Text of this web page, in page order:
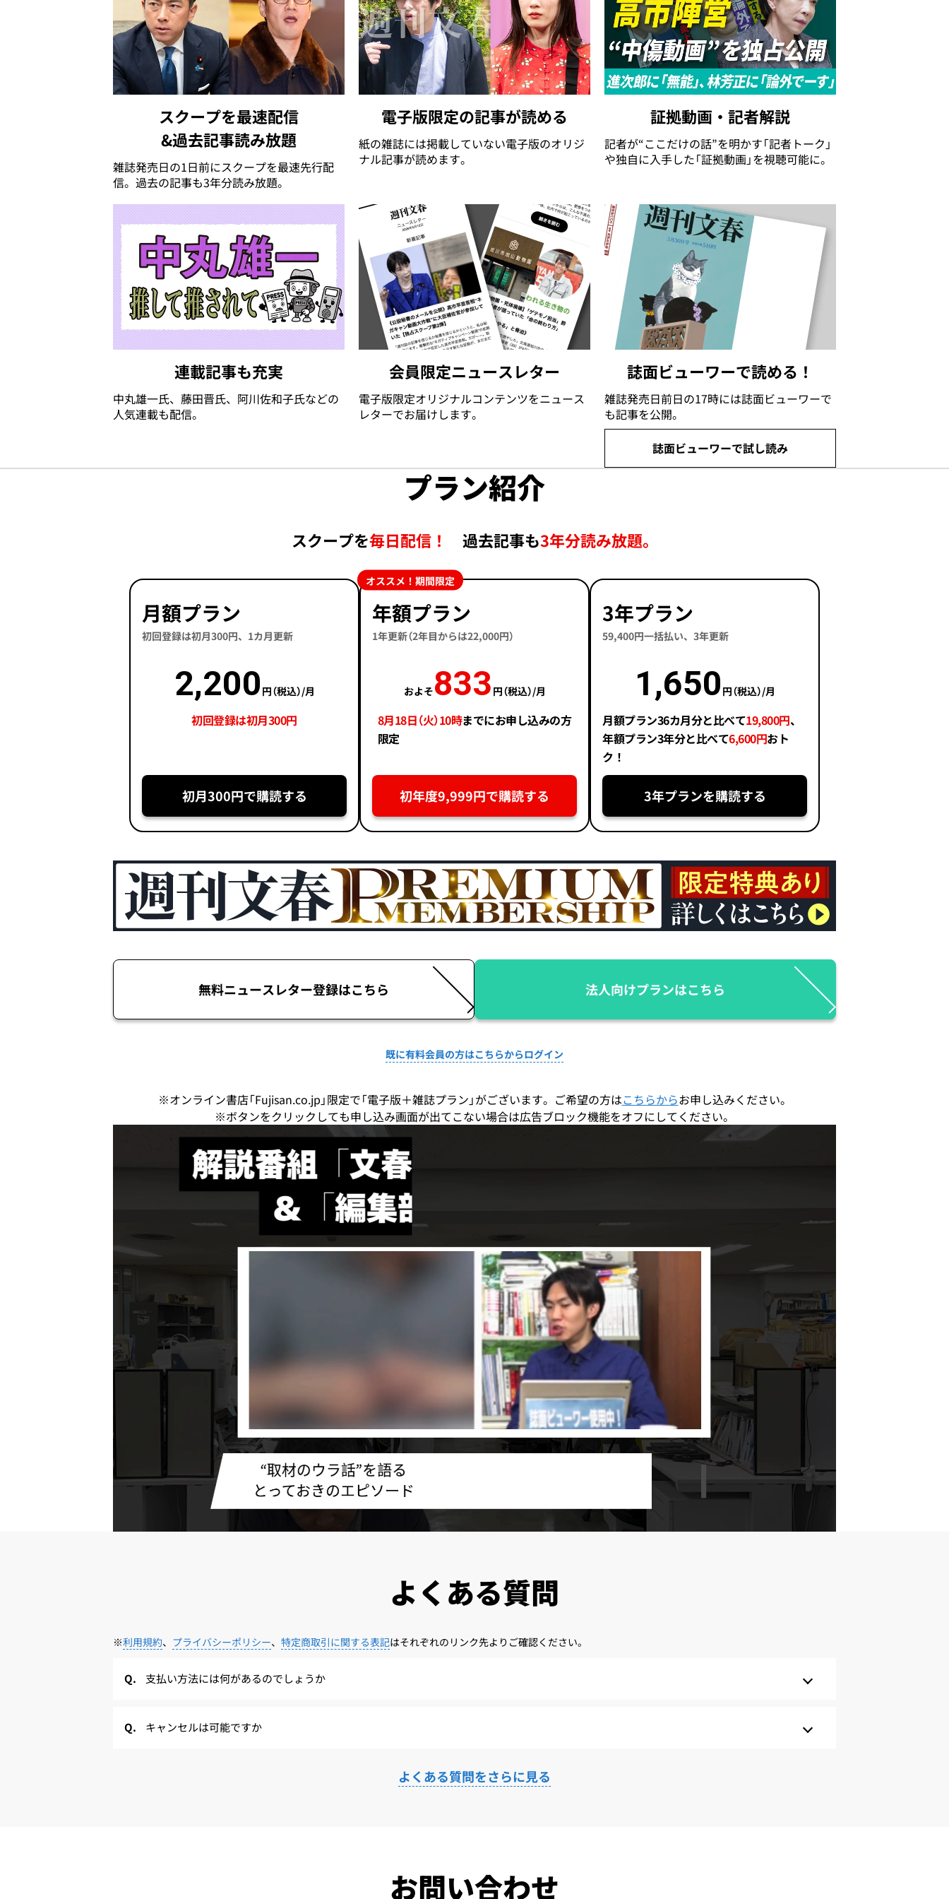
スクープを最速配信
&過去記事読み放題
雑誌発売日の1日前にスクープを最速先行配
信。過去の記事も3年分読み放題。
電子版限定の記事が読める
紙の雑誌には掲載していない電子版のオリジ
ナル記事が読めます。
証拠動画・記者解説
記者が“ここだけの話”を明かす「記者トーク」
や独自に入手した「証拠動画」を視聴可能に。
連載記事も充実
中丸雄一氏、藤田晋氏、阿川佐和子氏などの
人気連載も配信。
会員限定ニュースレター
電子版限定オリジナルコンテンツをニュース
レターでお届けします。
誌面ビューワーで読める！
雑誌発売日前日の17時には誌面ビューワーで
も記事を公開。
誌面ビューワーで試し読み
プラン紹介
スクープを毎日配信！ 過去記事も3年分読み放題。
月額プラン
初回登録は初月300円、1カ月更新
2,200 円（税込）/月
初回登録は初月300円
初月300円で購読する
年額プラン
1年更新（2年目からは22,000円）
およそ833 円（税込）/月
8月18日（火）10時までにお申し込みの方
限定
初年度9,999円で購読する
オススメ！期間限定
3年プラン
59,400円一括払い、3年更新
1,650 円（税込）/月
月額プラン36カ月分と比べて19,800円、
年額プラン3年分と比べて6,600円おト
ク！
3年プランを購読する
無料ニュースレター登録はこちら 法人向けプランはこちら
既に有料会員の方はこちらからログイン
※オンライン書店「Fujisan.co.jp」限定で「電子版＋雑誌プラン」がございます。ご希望の方はこちらからお申し込みください。
※ボタンをクリックしても申し込み画面が出てこない場合は広告ブロック機能をオフにしてください。
よくある質問
※利用規約、 プライバシーポリシー、 特定商取引に関する表記はそれぞれのリンク先よりご確認ください。
支払い方法には何があるのでしょうか
キャンセルは可能ですか
よくある質問をさらに見る
お問い合わせ